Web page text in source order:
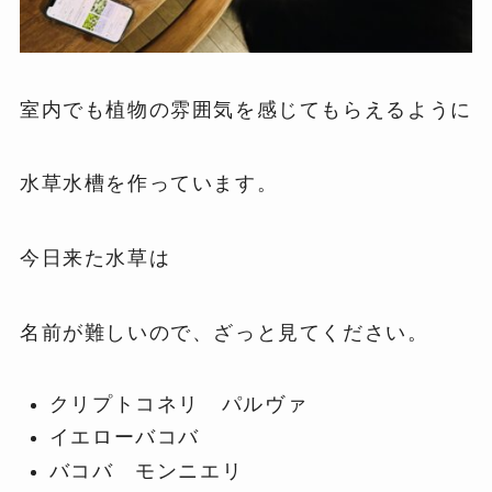
室内でも植物の雰囲気を感じてもらえるように
水草水槽を作っています。
今日来た水草は
名前が難しいので、ざっと見てください。
クリプトコネリ パルヴァ
イエローバコバ
バコバ モンニエリ